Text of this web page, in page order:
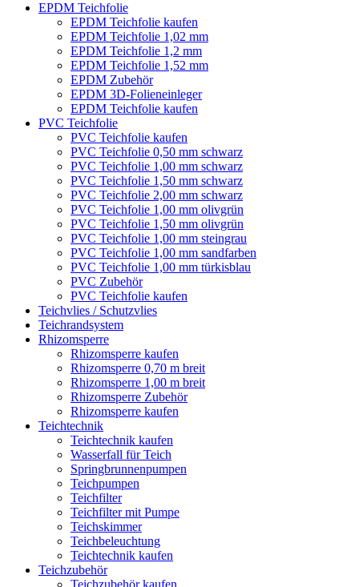
EPDM Teichfolie
EPDM Teichfolie kaufen
EPDM Teichfolie 1,02 mm
EPDM Teichfolie 1,2 mm
EPDM Teichfolie 1,52 mm
EPDM Zubehör
EPDM 3D-Folieneinleger
EPDM Teichfolie kaufen
PVC Teichfolie
PVC Teichfolie kaufen
PVC Teichfolie 0,50 mm schwarz
PVC Teichfolie 1,00 mm schwarz
PVC Teichfolie 1,50 mm schwarz
PVC Teichfolie 2,00 mm schwarz
PVC Teichfolie 1,00 mm olivgrün
PVC Teichfolie 1,50 mm olivgrün
PVC Teichfolie 1,00 mm steingrau
PVC Teichfolie 1,00 mm sandfarben
PVC Teichfolie 1,00 mm türkisblau
PVC Zubehör
PVC Teichfolie kaufen
Teichvlies / Schutzvlies
Teichrandsystem
Rhizomsperre
Rhizomsperre kaufen
Rhizomsperre 0,70 m breit
Rhizomsperre 1,00 m breit
Rhizomsperre Zubehör
Rhizomsperre kaufen
Teichtechnik
Teichtechnik kaufen
Wasserfall für Teich
Springbrunnenpumpen
Teichpumpen
Teichfilter
Teichfilter mit Pumpe
Teichskimmer
Teichbeleuchtung
Teichtechnik kaufen
Teichzubehör
Teichzubehör kaufen